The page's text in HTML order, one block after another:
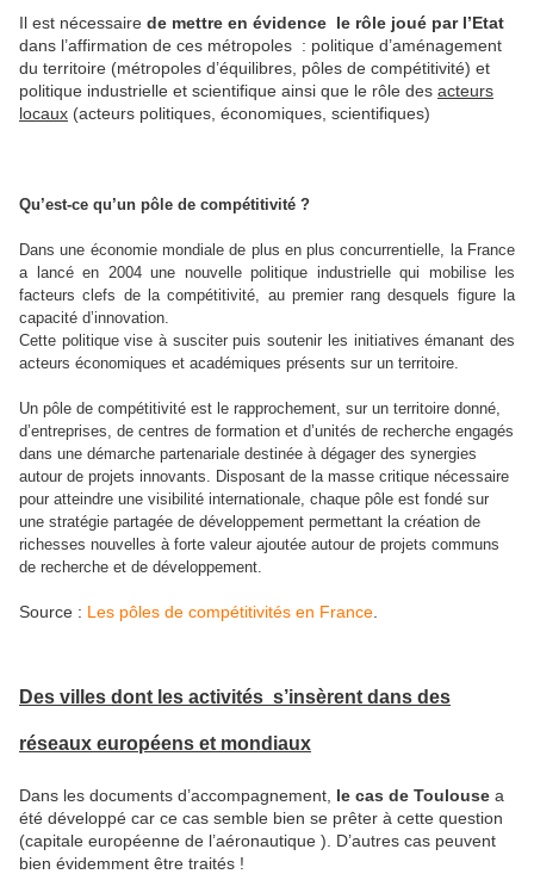
Il est nécessaire de mettre en évidence le rôle joué par l’Etat
dans l’affirmation de ces métropoles : politique d’aménagement
du territoire (métropoles d’équilibres, pôles de compétitivité) et
politique industrielle et scientifique ainsi que le rôle des acteurs
locaux (acteurs politiques, économiques, scientifiques)
Qu’est-ce qu’un pôle de compétitivité ?
Dans une économie mondiale de plus en plus concurrentielle, la France
a lancé en 2004 une nouvelle politique industriellequi mobilise les
facteurs clefs de la compétitivité, au premier rang desquels figure la
capacité d’innovation.
Cette politique vise à susciter puis soutenir les initiatives émanant des
acteurs économiques et académiques présents sur un territoire.
Un pôle de compétitivité est le rapprochement, sur un territoire donné,
d’entreprises, de centres de formation et d’unités de recherche engagés
dans une démarche partenariale destinée à dégager des synergies
autour de projets innovants. Disposant de la masse critique nécessaire
pour atteindre une visibilité internationale, chaque pôle est fondé sur
une stratégie partagée de développement permettant la création de
richesses nouvelles à forte valeur ajoutée autour de projets communs
de recherche et de développement.
Source : Les pôles de compétitivités en France
Des villes dont les activités s’insèrent dans des
réseaux européens et mondiaux
Dans les documents d’accompagnement, le cas de Toulouse a
été développé car ce cas semble bien se prêter à cette question
(capitale européenne de l’aéronautique ). D’autres cas peuvent
bien évidemment être traités !